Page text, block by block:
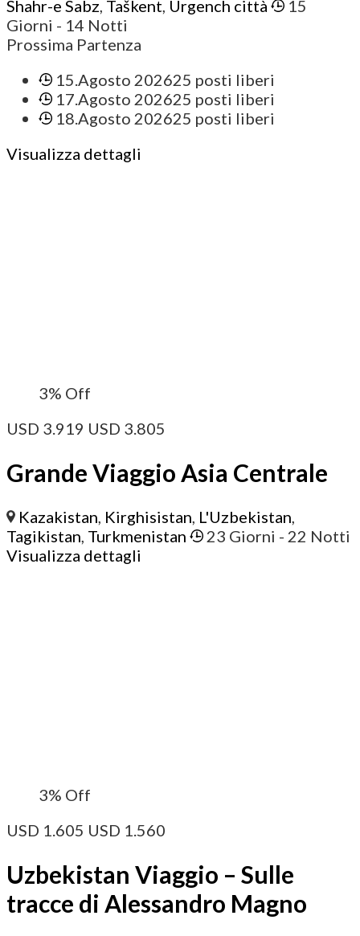
Shahr-e Sabz, Taškent, Urgench città
15
Giorni - 14 Notti
Prossima Partenza
15.Agosto 202625 posti liberi
17.Agosto 202625 posti liberi
18.Agosto 202625 posti liberi
Visualizza dettagli
3% Off
USD 3.919 USD 3.805
Grande Viaggio Asia Centrale
Kazakistan Kirghisistan L'Uzbekistan
Tagikistan Turkmenistan 23 Giorni - 22 Notti
Visualizza dettagli
3% Off
USD 1.605 USD 1.560
Uzbekistan Viaggio – Sulle
tracce di Alessandro Magno